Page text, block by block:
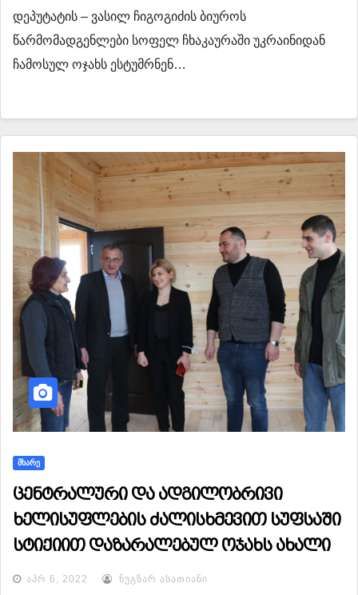
დეპუტატის – ვასილ ჩიგოგიძის ბიუროს
წარმომადგენლები სოფელ ჩხაკაურაში უკრაინიდან
ჩამოსულ ოჯახს ესტუმრნენ…
ᲛᲮᲐᲠᲔ
ცენტრალური და ადგილობრივი
ხელისუფლების ძალისხმევით სუფსაში
სტიქიით დაზარალებულ ოჯახს ახალი
სახლი აუშენეს
ᲐᲞᲠ 6, 2022 ᲜᲣᲒᲖᲐᲠ ᲐᲡᲐᲗᲘᲐᲜᲘ